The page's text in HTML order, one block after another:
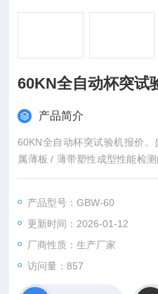
60KN全自动杯突试
产品简介
60KN全自动杯突试验机报价
属薄板 / 薄带塑性成型性能检
（Erichsen）杯突试验评估材
头，可以通过视频回放功能更
值，广泛应用于金属材料冲压性
产品型号：GBW-60
更新时间：2026-01-12
厂商性质：生产厂家
访问量：857